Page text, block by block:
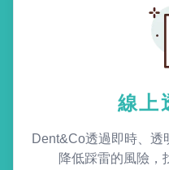
線上
Dent&Co透過即時、透
降低踩雷的風險，